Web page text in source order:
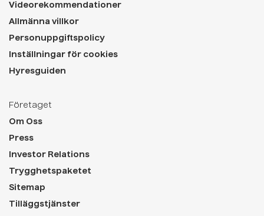
Videorekommendationer
Allmänna villkor
Personuppgiftspolicy
Inställningar för cookies
Hyresguiden
Företaget
Om Oss
Press
Investor Relations
Trygghetspaketet
Sitemap
Tilläggstjänster